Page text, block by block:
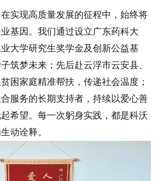
实现高质量发展的征程中，始终将
基因。我们通过设立广东药科大
大学研究生奖学金及创新公益基
筑梦未来；先后赴云浮市云安县、
困家庭精准帮扶，传递社会温度；
服务的长期支持者，持续以爱心善
希望。每一次躬身实践，都是科沃
动诠释。